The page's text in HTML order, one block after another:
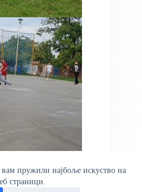
пружили најбоље искуство на
страници.